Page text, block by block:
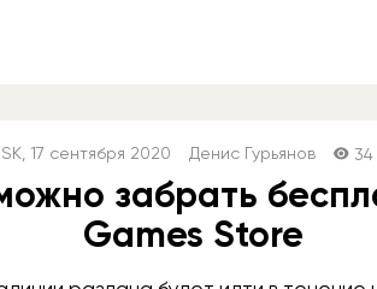
, 17 сентября 2020 Денис Гурьянов 34
забрать
Games Store